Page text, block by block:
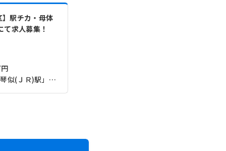
駅チカ・母体
て求人募集！
ＪＲ函館本線(函館－旭川)「琴似(ＪＲ)駅」（徒歩1分）